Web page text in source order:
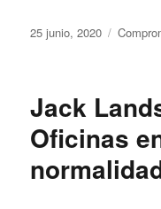
Publicado
25 junio, 2020
Jack
Oficinas